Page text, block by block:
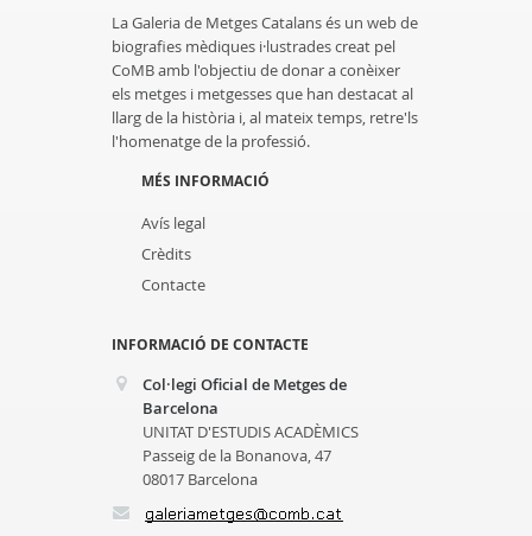
La Galeria de Metges Catalans és un web de
biografies mèdiques i·lustrades creat pel
CoMB amb l'objectiu de donar a conèixer
els metges i metgesses que han destacat al
llarg de la història i, al mateix temps, retre'ls
l'homenatge de la professió.
MÉS INFORMACIÓ
Avís legal
Crèdits
Contacte
INFORMACIÓ DE CONTACTE
Col·legi Oficial de Metges de
Barcelona
UNITAT D'ESTUDIS ACADÈMICS
Passeig de la Bonanova, 47
08017 Barcelona